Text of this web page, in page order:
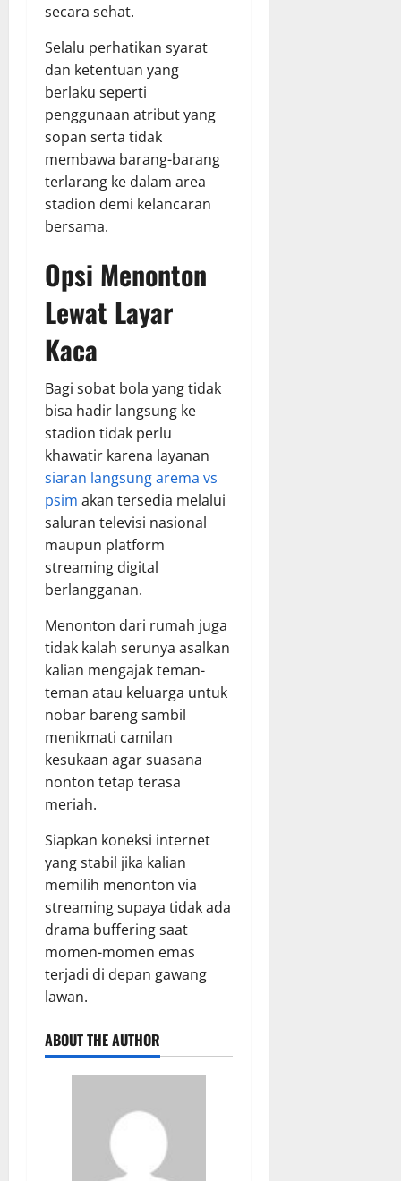
secara sehat.
Selalu perhatikan syarat
dan ketentuan yang
berlaku seperti
penggunaan atribut yang
sopan serta tidak
membawa barang-barang
terlarang ke dalam area
stadion demi kelancaran
bersama.
Opsi Menonton
Lewat Layar
Kaca
Bagi sobat bola yang tidak
bisa hadir langsung ke
stadion tidak perlu
khawatir karena layanan
siaran langsung arema vs
psim akan tersedia melalui
saluran televisi nasional
maupun platform
streaming digital
berlangganan.
Menonton dari rumah juga
tidak kalah serunya asalkan
kalian mengajak teman-
teman atau keluarga untuk
nobar bareng sambil
menikmati camilan
kesukaan agar suasana
nonton tetap terasa
meriah.
Siapkan koneksi internet
yang stabil jika kalian
memilih menonton via
streaming supaya tidak ada
drama buffering saat
momen-momen emas
terjadi di depan gawang
lawan.
ABOUT THE AUTHOR